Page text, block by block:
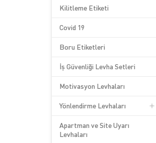
Kilitleme Etiketi
Covid 19
Boru Etiketleri
İş Güvenliği Levha Setleri
Motivasyon Levhaları
Yönlendirme Levhaları
Apartman ve Site Uyarı
Levhaları